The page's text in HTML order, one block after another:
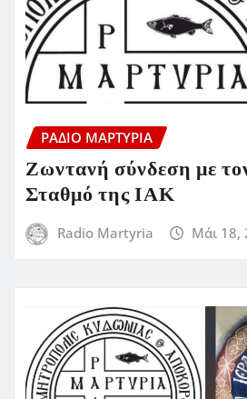
ΡΆΔΙΟ ΜΑΡΤΥΡΊΑ
Ζωντανή σύνδεση με
Σταθμό της ΙΑΚ
Radio Martyria Μάι 18,